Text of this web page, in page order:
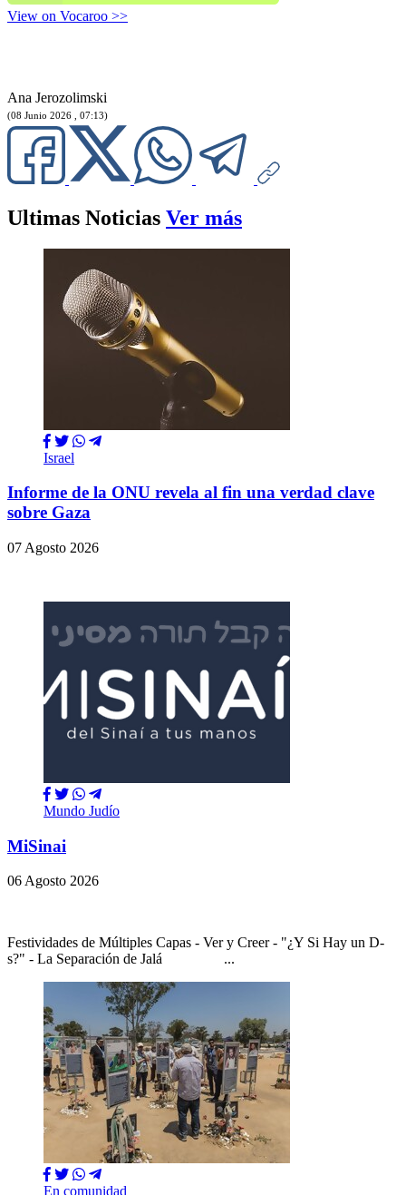
View on Vocaroo >>
Ana Jerozolimski
(08 Junio 2026 , 07:13)
Ultimas Noticias Ver más
Israel
Informe de la ONU revela al fin una verdad clave
sobre Gaza
07 Agosto 2026
Mundo Judío
MiSinai
06 Agosto 2026
Festividades de Múltiples Capas - Ver y Creer - "¿Y Si Hay un D-
s?" - La Separación de Jalá ...
En comunidad